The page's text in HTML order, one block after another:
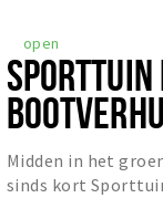
open
Midden in het
sinds kort